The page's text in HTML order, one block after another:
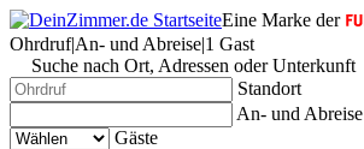
Eine Marke der
Ohrdruf|An- und Abreise|1 Gast
Suche nach Ort, Adressen oder Unterkunft
Standort
An- und Abreise
Gäste